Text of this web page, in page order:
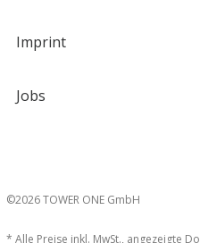
Imprint
Jobs
©2026 TOWER ONE GmbH
* Alle Preise inkl. MwSt., angezeigte